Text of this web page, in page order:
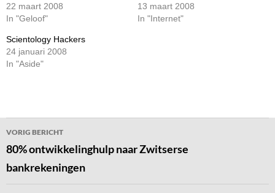
22 maart 2008
In "Geloof"
13 maart 2008
In "Internet"
Scientology Hackers
24 januari 2008
In "Aside"
Bericht
navigatie
VORIG BERICHT
80% ontwikkelinghulp naar Zwitserse
bankrekeningen